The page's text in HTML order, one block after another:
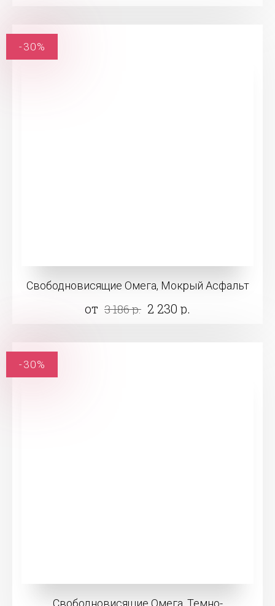
Свободновисящие Омега, Мокрый Асфальт
от 3 186 р. 2 230 р.
-30%
Свободновисящие Омега, Темно-
-30%